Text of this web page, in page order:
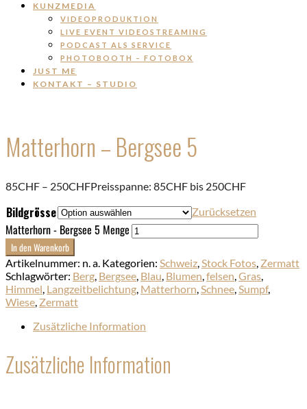
KUNZMEDIA
VIDEOPRODUKTION
LIVE EVENT VIDEOSTREAMING
PODCAST ALS SERVICE
PHOTOBOOTH – FOTOBOX
JUST ME
KONTAKT – STUDIO
Matterhorn – Bergsee 5
85CHF – 250CHFPreisspanne: 85CHF bis 250CHF
Bildgrösse Zurücksetzen
Matterhorn - Bergsee 5 Menge
In den Warenkorb
Artikelnummer: n. a. Kategorien: Schweiz Stock Fotos Zermatt
Schlagwörter: Berg Bergsee Blau Blumen felsen Gras
Himmel Langzeitbelichtung Matterhorn Schnee Sumpf,
Wiese Zermatt
Zusätzliche Information
Zusätzliche Information